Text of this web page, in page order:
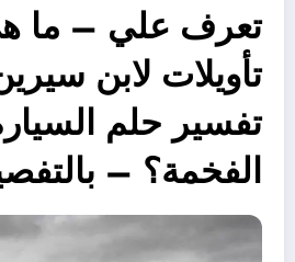
تأويلات لابن
تفسير حلم
الفخمة؟ –